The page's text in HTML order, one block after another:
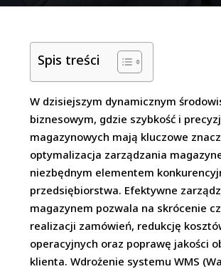
Spis treści
W dzisiejszym dynamicznym
biznesowym, gdzie szybkość i
magazynowych mają kluczowe
optymalizacja zarządzania
niezbędnym elementem
przedsiębiorstwa. Efektywne
magazynem pozwala na skrócenie
realizacji zamówień, redukcję
operacyjnych oraz poprawę jakości
klienta. Wdrożenie systemu WMS